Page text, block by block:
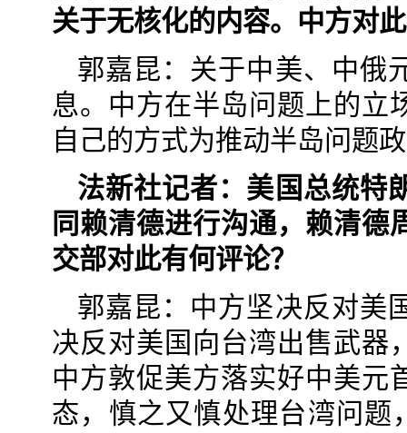
关于无核化的内容。中方对
郭嘉昆：关于中美、中俄
息。中方在半岛问题上的立
自己的方式为推动半岛问题
法新社记者：美国总统特
同赖清德进行沟通，赖清德
交部对此有何评论？
郭嘉昆：中方坚决反对美
决反对美国向台湾出售武器
中方敦促美方落实好中美元
态，慎之又慎处理台湾问题